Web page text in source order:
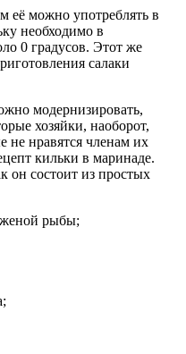
её можно употреблять в
необходимо в
0 градусов. Этот же
салаки
модернизировать,
хозяйки, наоборот,
не нравятся членам их
кильки в маринаде.
он состоит из простых
рыбы;